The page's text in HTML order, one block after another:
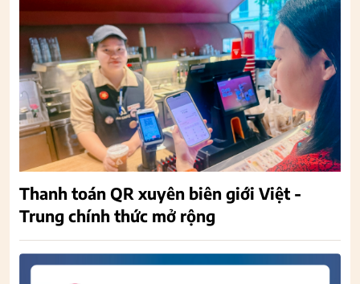
Thanh toán QR xuyên biên giới Việt -
Trung chính thức mở rộng